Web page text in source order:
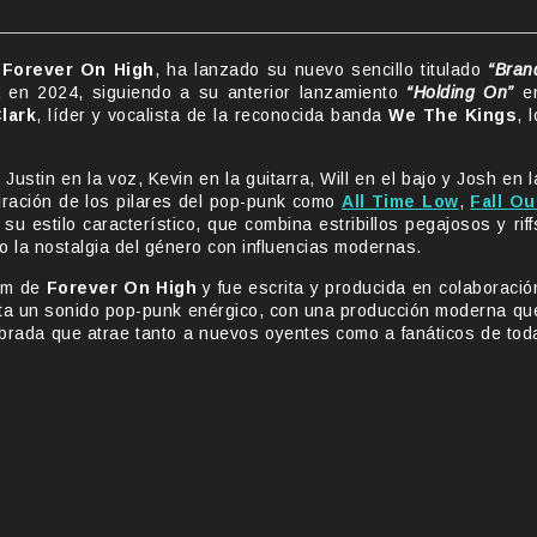
Forever On High, ha lanzado su nuevo sencillo titulado
2024, siguiendo a su anterior lanzamiento “Holding On”
, líder y vocalista de la reconocida bandaWe The Kings,
Justin en la voz, Kevin en la guitarra, Will en el bajo y Josh en
de los pilares del pop-punk como All Time Low, Fall
estilo característico, que combina estribillos pegajosos y
nostalgia del género con influencias modernas.
de Forever On High y fue escrita y producida en
un sonido pop-punk enérgico, con una producción moderna
que atrae tanto a nuevos oyentes como a fanáticos de